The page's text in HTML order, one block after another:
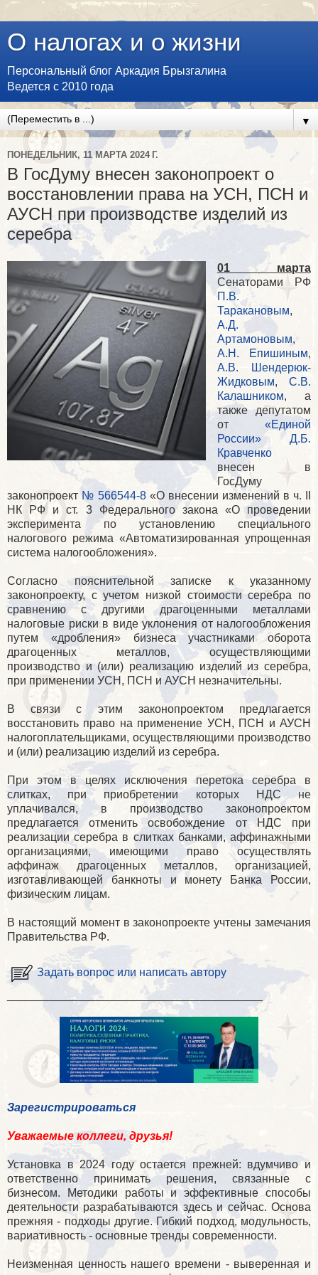
О налогах и о жизни
Персональный блог Аркадия Брызгалина
Ведется с 2010 года
▼
ПОНЕДЕЛЬНИК, 11 МАРТА 2024 Г.
В ГосДуму внесен законопроект о
восстановлении права на УСН, ПСН и
АУСН при производстве изделий из
серебра
01 марта
Сенаторами РФ
П.В.
Таракановым,
А.Д.
Артамоновым,
А.Н. Епишиным,
А.В. Шендерюк-
Жидковым, С.В.
Калашником, а
также депутатом
от «Единой
России»
Д.Б.
Кравченко
внесен в
ГосДуму
законопроект № 566544-8 «О внесении изменений в ч. II
НК РФ и ст. 3 Федерального закона «О проведении
эксперимента по установлению специального
налогового режима «Автоматизированная упрощенная
система налогообложения».
Согласно пояснительной записке к указанному
законопроекту, с учетом низкой стоимости серебра по
сравнению с другими драгоценными металлами
налоговые риски в виде уклонения от налогообложения
путем «дробления» бизнеса участниками оборота
драгоценных металлов, осуществляющими
производство и (или) реализацию изделий из серебра,
при применении УСН, ПСН и АУСН незначительны.
В связи с этим законопроектом предлагается
восстановить право на применение УСН, ПСН и АУСН
налогоплательщиками, осуществляющими производство
и (или) реализацию изделий из серебра.
При этом в целях исключения перетока серебра в
слитках, при приобретении которых НДС не
уплачивался, в производство законопроектом
предлагается отменить освобождение от НДС при
реализации серебра в слитках банками, аффинажными
организациями, имеющими право осуществлять
аффинаж драгоценных металлов, организацией,
изготавливающей банкноты и монету Банка России,
физическим лицам.
В настоящий момент в законопроекте учтены замечания
Правительства РФ.
Задать вопрос или написать автору
________________________________________
Зарегистрироваться
Уважаемые коллеги, друзья!
Установка в 2024 году остается прежней: вдумчиво и
ответственно принимать решения, связанные с
бизнесом. Методики работы и эффективные способы
деятельности разрабатываются здесь и сейчас. Основа
прежняя - подходы другие. Гибкий подход, модульность,
вариативность - основные тренды современности.
Неизменная ценность нашего времени - выверенная и